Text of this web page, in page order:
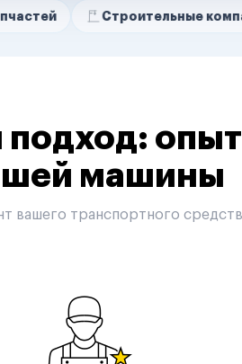
Строительные компании
машины
вашего транспортного